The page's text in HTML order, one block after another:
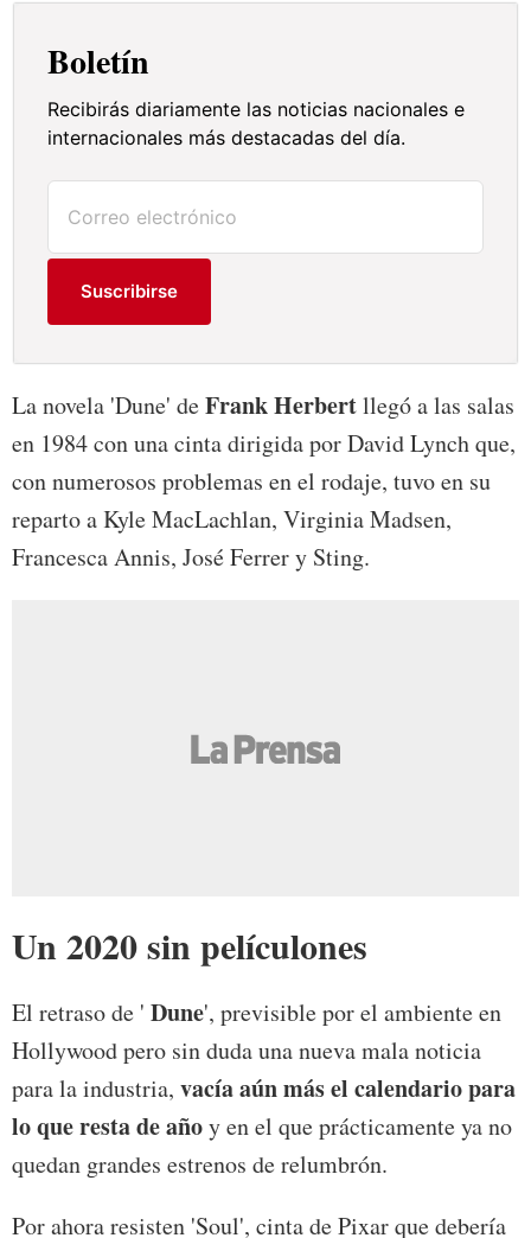
Boletín
Recibirás diariamente las noticias nacionales e
internacionales más destacadas del día.
Suscribirse
La novela 'Dune' deFrank Herbertllegó a las salas
en 1984 con una cinta dirigida por David Lynch que,
con numerosos problemas en el rodaje, tuvo en su
reparto a Kyle MacLachlan, Virginia Madsen,
Francesca Annis, José Ferrer y Sting.
Un 2020 sin películones
El retraso de ' Dune', previsible por el ambiente en
Hollywood pero sin duda una nueva mala noticia
para la industria, vacía aún más el calendario para
lo que resta de añoy en el que prácticamente ya no
quedan grandes estrenos de relumbrón.
Por ahora resisten 'Soul', cinta de Pixar que debería